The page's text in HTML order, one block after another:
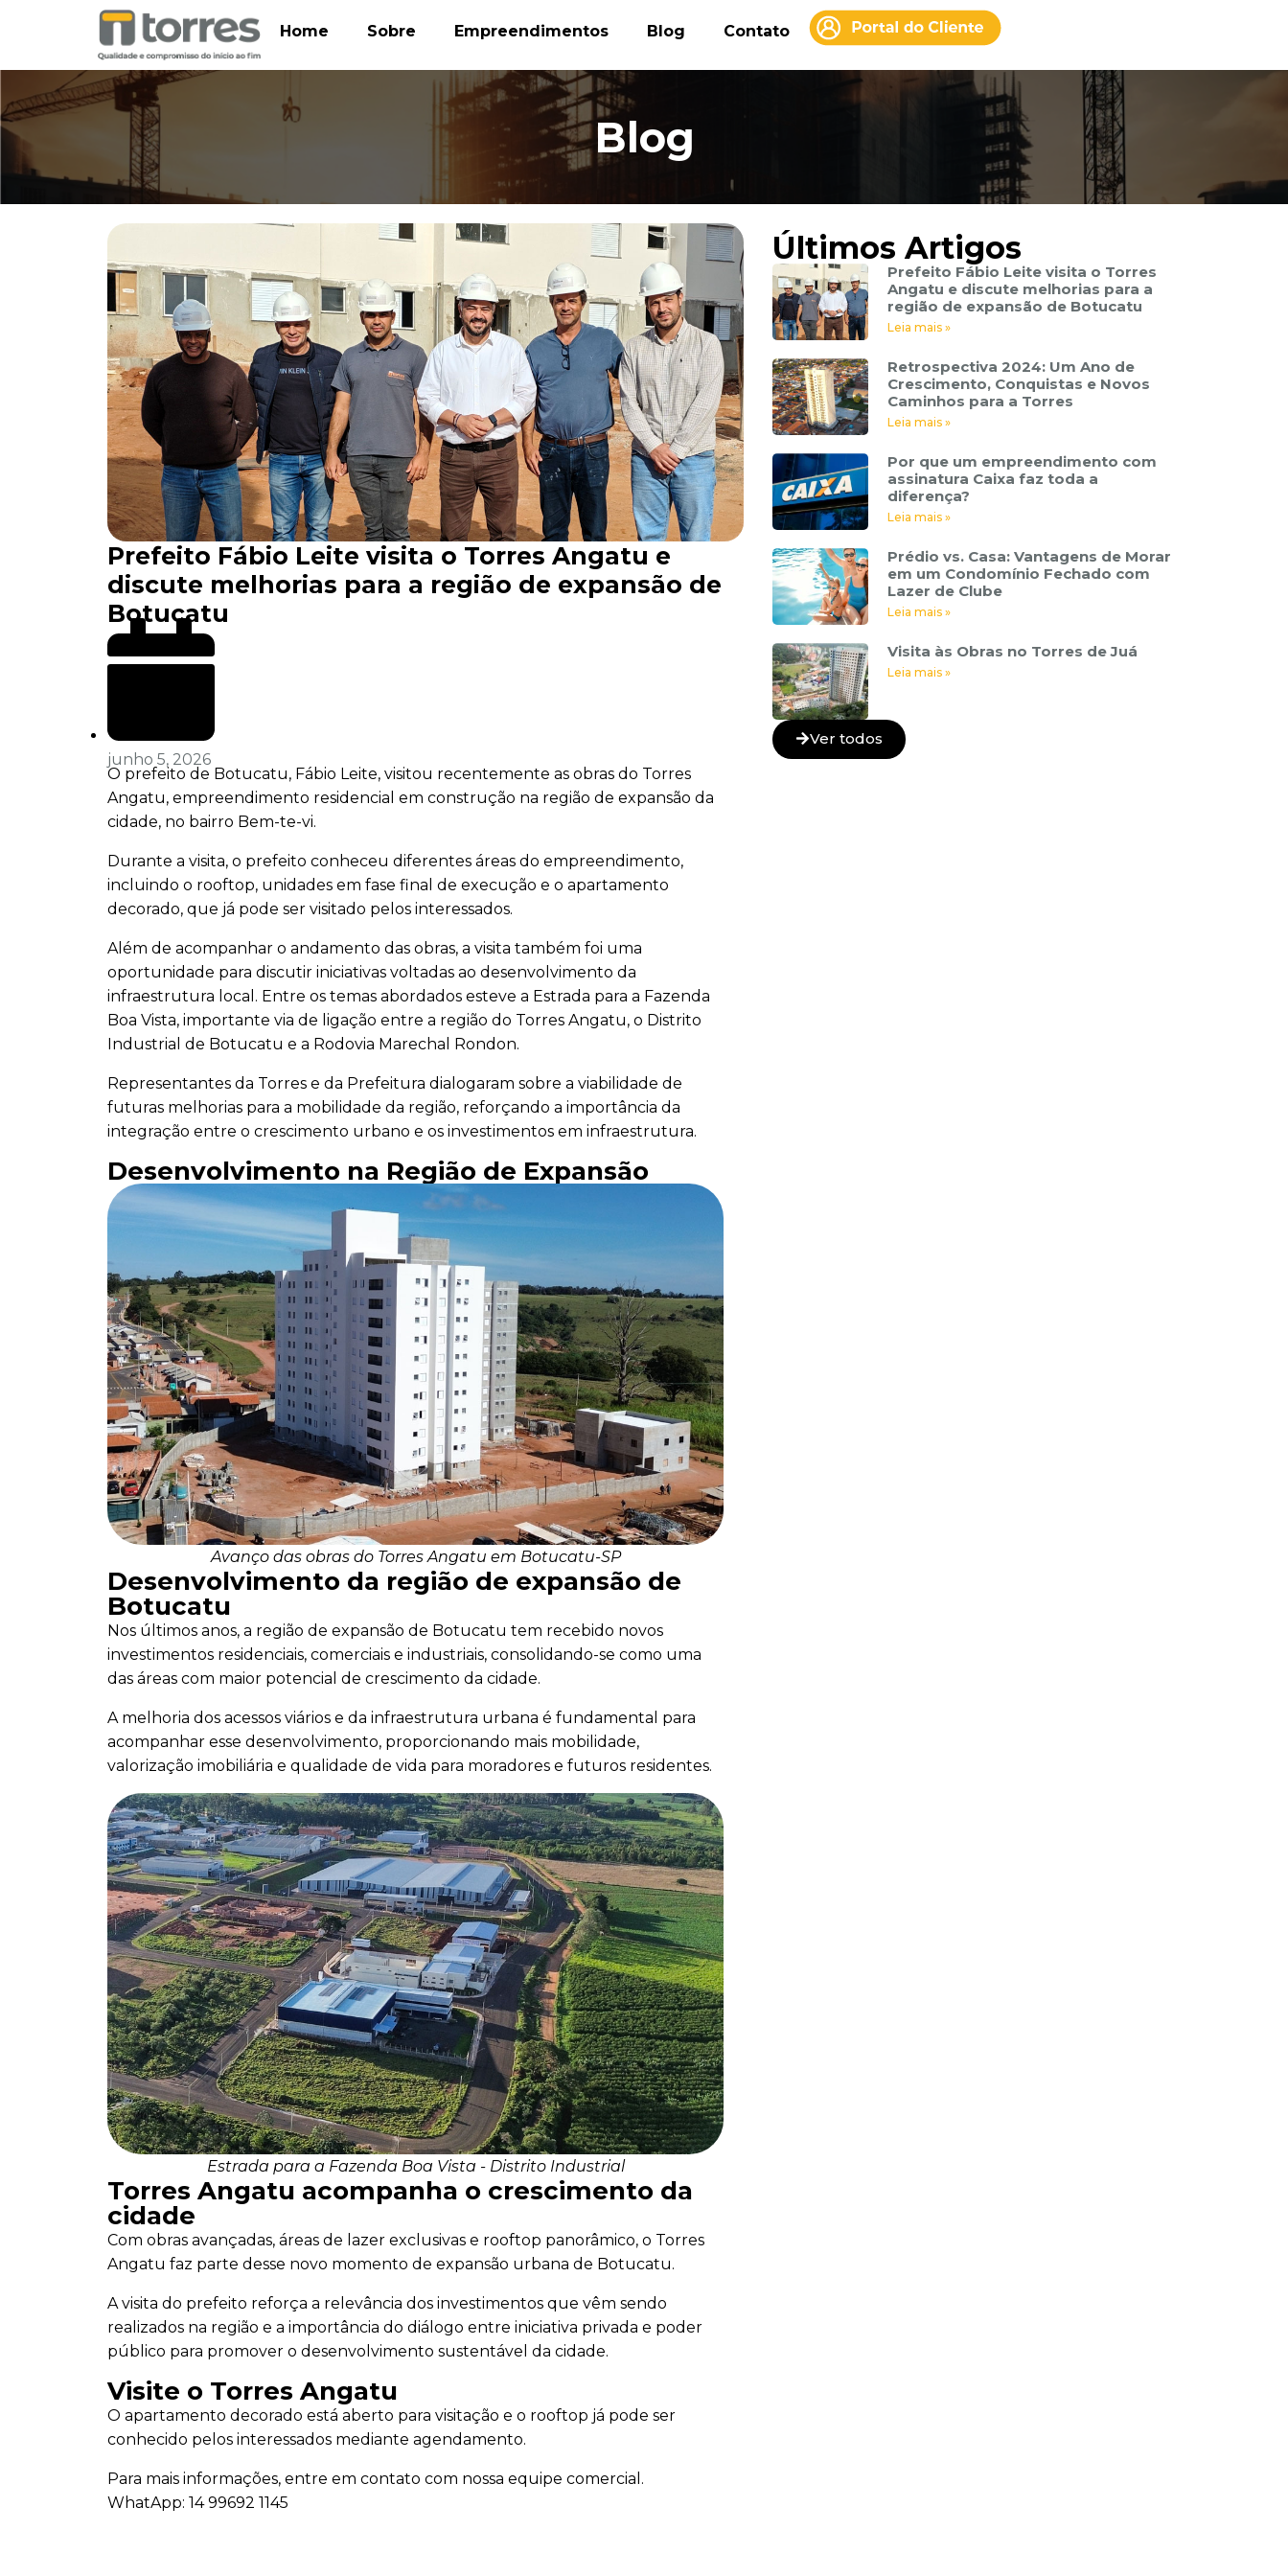
Home Sobre Empreendimentos Blog Contato
Blog
Últimos Artigos
Prefeito Fábio Leite visita o Torres
Angatu e discute melhorias para a
região de expansão de Botucatu
Leia mais »
Retrospectiva 2024: Um Ano de
Crescimento, Conquistas e Novos
Caminhos para a Torres
Leia mais »
Por que um empreendimento com
assinatura Caixa faz toda a
diferença?
Leia mais »
Prédio vs. Casa: Vantagens de Morar
em um Condomínio Fechado com
Lazer de Clube
Leia mais »
Visita às Obras no Torres de Juá
Leia mais »
Ver todos
Prefeito Fábio Leite visita o Torres Angatu e
discute melhorias para a região de expansão de
Botucatu
junho 5, 2026
O prefeito de Botucatu, Fábio Leite, visitou recentemente as obras do Torres
Angatu, empreendimento residencial em construção na região de expansão da
cidade, no bairro Bem-te-vi.
Durante a visita, o prefeito conheceu diferentes áreas do empreendimento,
incluindo o rooftop, unidades em fase final de execução e o apartamento
decorado, que já pode ser visitado pelos interessados.
Além de acompanhar o andamento das obras, a visita também foi uma
oportunidade para discutir iniciativas voltadas ao desenvolvimento da
infraestrutura local. Entre os temas abordados esteve a Estrada para a Fazenda
Boa Vista, importante via de ligação entre a região do Torres Angatu, o Distrito
Industrial de Botucatu e a Rodovia Marechal Rondon.
Representantes da Torres e da Prefeitura dialogaram sobre a viabilidade de
futuras melhorias para a mobilidade da região, reforçando a importância da
integração entre o crescimento urbano e os investimentos em infraestrutura.
Desenvolvimento na Região de Expansão
Avanço das obras do Torres Angatu em Botucatu-SP
Desenvolvimento da região de expansão de
Botucatu
Nos últimos anos, a região de expansão de Botucatu tem recebido novos
investimentos residenciais, comerciais e industriais, consolidando-se como uma
das áreas com maior potencial de crescimento da cidade.
A melhoria dos acessos viários e da infraestrutura urbana é fundamental para
acompanhar esse desenvolvimento, proporcionando mais mobilidade,
valorização imobiliária e qualidade de vida para moradores e futuros residentes.
Estrada para a Fazenda Boa Vista - Distrito Industrial
Torres Angatu acompanha o crescimento da
cidade
Com obras avançadas, áreas de lazer exclusivas e rooftop panorâmico, o Torres
Angatu faz parte desse novo momento de expansão urbana de Botucatu.
A visita do prefeito reforça a relevância dos investimentos que vêm sendo
realizados na região e a importância do diálogo entre iniciativa privada e poder
público para promover o desenvolvimento sustentável da cidade.
Visite o Torres Angatu
O apartamento decorado está aberto para visitação e o rooftop já pode ser
conhecido pelos interessados mediante agendamento.
Para mais informações, entre em contato com nossa equipe comercial.
WhatApp: 14 99692 1145